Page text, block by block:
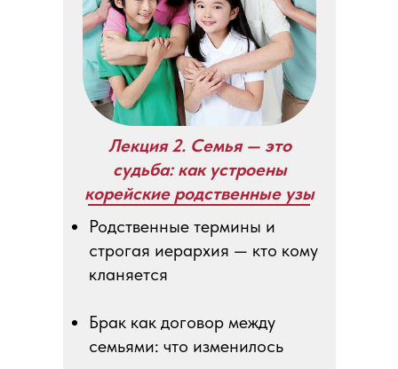
Лекция 2. Семья — это
судьба: как устроены
корейские родственные узы
Родственные термины и
строгая иерархия — кто кому
кланяется
Брак как договор между
семьями: что изменилось